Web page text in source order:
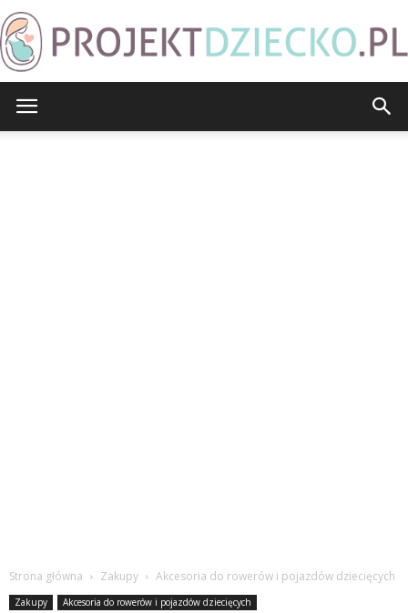
Strona główna Zakupy Akcesoria do rowerów i pojazdów dziecięcych
Zakupy Akcesoria do rowerów i pojazdów dziecięcych